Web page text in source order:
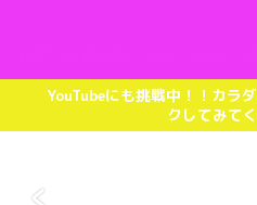
YouTubeにも挑戦中！！カラ
クしてみて